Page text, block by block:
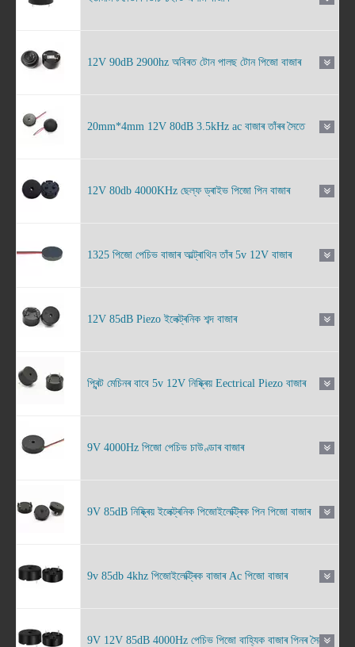
12V 90dB 2900hz অবিৰত টোন পালছ টোন পিজো বাজাৰ
20mm*4mm 12V 80dB 3.5kHz ac বাজাৰ তাঁৰৰ সৈতে
12V 80db 4000KHz ছেল্ফ ড্ৰাইভ পিজো পিন বাজাৰ
1325 পিজো পেচিভ বাজাৰ আল্ট্ৰাথিন তাঁৰ 5v 12V বাজাৰ
12V 85dB Piezo ইলেক্ট্ৰনিক শব্দ বাজাৰ
প্ৰিন্ট মেচিনৰ বাবে 5v 12V নিষ্ক্ৰিয় Eectrical Piezo বাজাৰ
9V 4000Hz পিজো পেচিভ চাউণ্ডাৰ বাজাৰ
9V 85dB নিষ্ক্ৰিয় ইলেক্ট্ৰনিক পিজোইলেক্ট্ৰিক পিন পিজো বাজাৰ
9v 85db 4khz পিজোইলেক্ট্ৰিক বাজাৰ Ac পিজো বাজাৰ
9V 12V 85dB 4000Hz পেচিভ পিজো বাহ্যিক বাজাৰ পিনৰ সৈতে